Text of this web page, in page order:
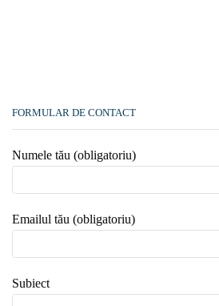
FORMULAR DE CONTACT
Numele tău (obligatoriu)
Emailul tău (obligatoriu)
Subiect